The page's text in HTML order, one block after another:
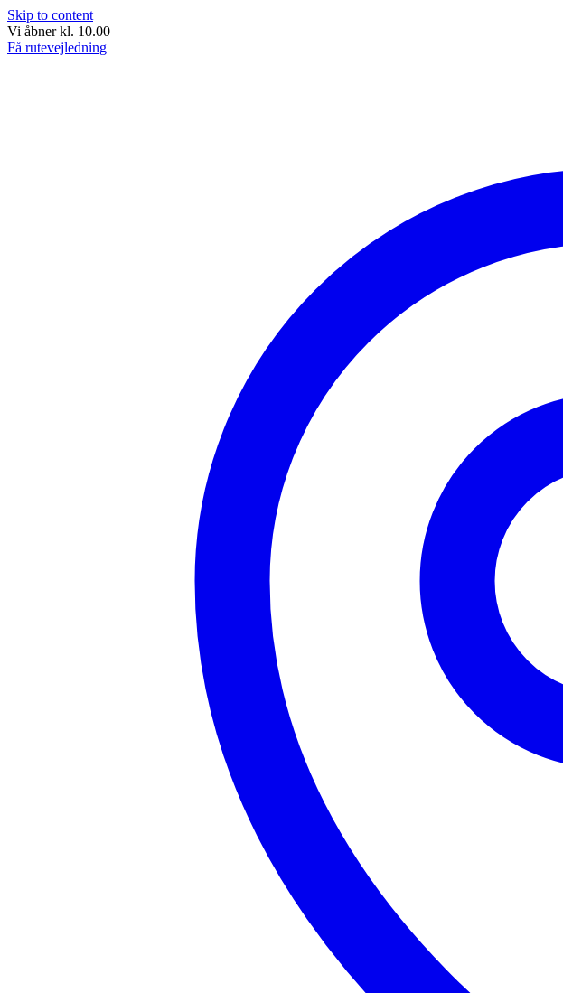
Skip to content
Vi åbner kl. 10.00
Få rutevejledning